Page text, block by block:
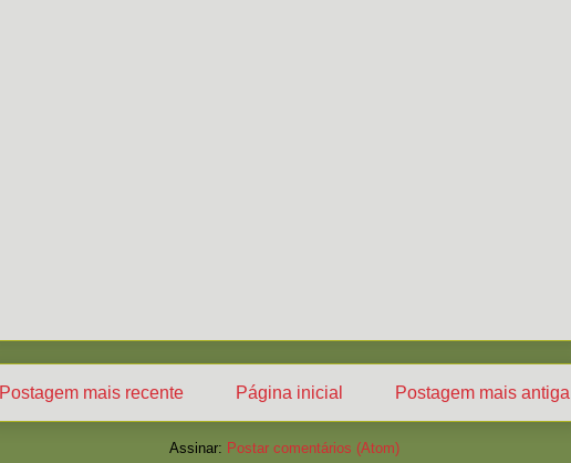
Postagem mais recente Postagem mais antiga
Página inicial
Assinar: Postar comentários (Atom)